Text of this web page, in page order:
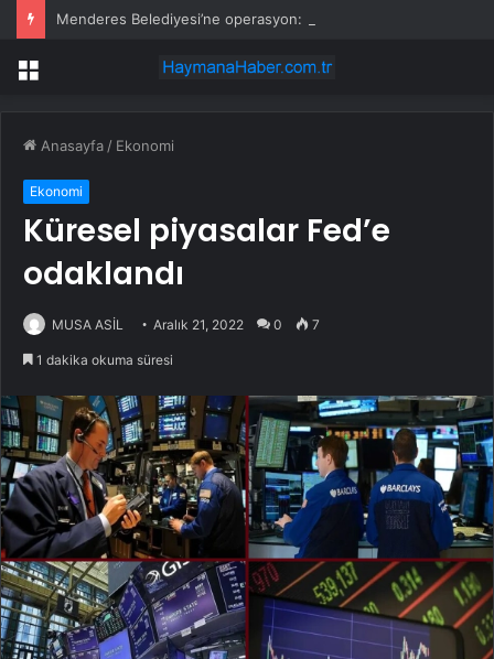
Menü
Anasayfa / Ekonomi
Ekonomi
Küresel piyasalar Fed’e
odaklandı
MUSA ASİL Aralık 21, 2022 0 7
1 dakika okuma süresi